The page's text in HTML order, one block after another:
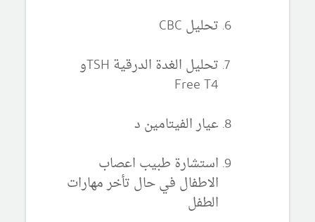
تحليل CBC
تحليل الغدة الدرقية TSHو
Free T4
عيار الفيتامين د
استشارة طبيب اعصاب
الاطفال في حال تأخر مهارات
الطفل